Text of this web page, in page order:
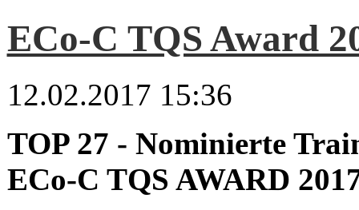
ECo-C TQS Award
12.02.2017 15:36
TOP 27 - Nominierte
ECo-C TQS AWARD